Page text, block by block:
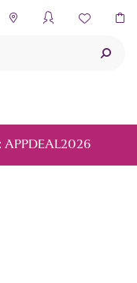
APPDEAL2026